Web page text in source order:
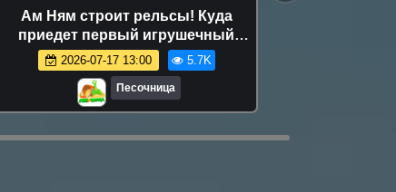
Ам Ням строит рельсы! Куда
приедет первый игрушечный
поезд?
2026-07-17 13:00 5.7K
Песочница